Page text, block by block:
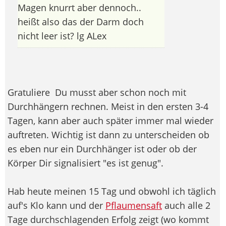
Magen knurrt aber dennoch..
heißt also das der Darm doch
nicht leer ist? lg ALex
Gratuliere Du musst aber schon noch mit
Durchhängern rechnen. Meist in den ersten 3-4
Tagen, kann aber auch später immer mal wieder
auftreten. Wichtig ist dann zu unterscheiden ob
es eben nur ein Durchhänger ist oder ob der
Körper Dir signalisiert "es ist genug".
Hab heute meinen 15 Tag und obwohl ich täglich
auf's Klo kann und der Pflaumensaft auch alle 2
Tage durchschlagenden Erfolg zeigt (wo kommt